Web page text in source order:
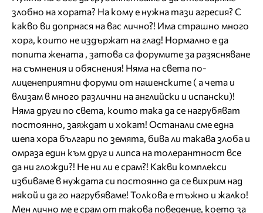
злобно на хората? На кому е нужна тази агресия? С
какво ви допрнася на вас лично?! Има страшно много
хора, които не издържат на глад! Нормално е да
попита жената , затова са форумите за разясняване
на съмнения и обяснения! Няма на света по-
лиценеприятни форуми от нашенските ( а чета и
влизам в много различни на английски и испански)!
Няма други по света, които така да се нагрубяват
постоянно, заяждат и хокат! Останали сме една
шепа хора българи по земята, бива ли такава злоба и
омраза един към друг и липса на толерантност все
да ни гложди?! Не ни ли е срам?! Какви комплекси
избиваме в нуждата си постоянно да се вихрим над
някой и да го нагрубяваме! Толкова е тъжно и жалко!
Мен лично ме е срам от такова поведение, което за